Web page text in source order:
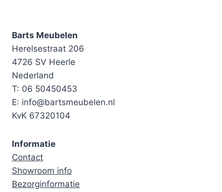
Barts Meubelen
Herelsestraat 206
4726 SV Heerle
Nederland
T: 06 50450453
E: info@bartsmeubelen.nl
KvK 67320104
Informatie
Contact
Showroom info
Bezorginformatie